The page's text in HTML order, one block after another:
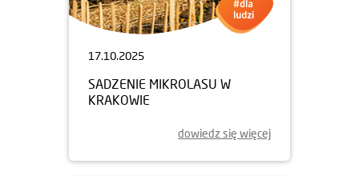
17.10.2025
SADZENIE MIKROLASU W
KRAKOWIE
dowiedz się więcej